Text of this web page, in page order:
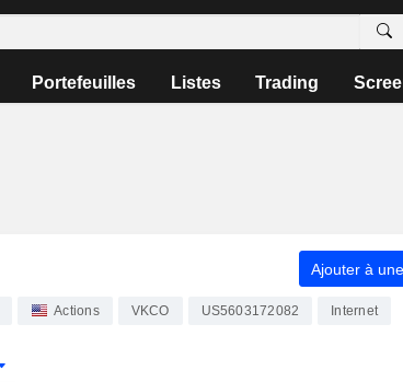
Portefeuilles Listes Trading
Ajouter à
Actions VKCO US5603172082 Internet